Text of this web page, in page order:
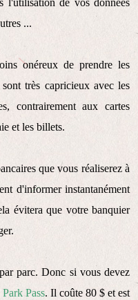
l'utilisation de vos données
...
onéreux de prendre les
très capricieux avec les
contrairement aux cartes
et les billets.
que vous réaliserez à
d'informer instantanément
évitera que votre banquier
parc. Donc si vous devez
Pass. Il coûte 80 $ et est